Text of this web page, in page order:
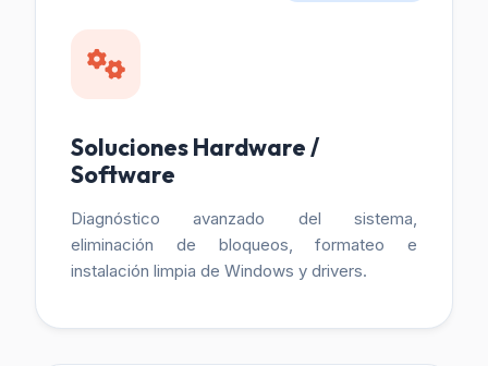
Soluciones Hardware /
Software
Diagnóstico avanzado del sistema,
eliminación de bloqueos, formateo e
instalación limpia de Windows y drivers.